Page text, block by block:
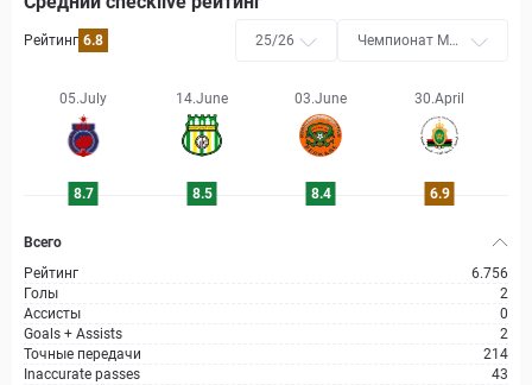
Рейтинг 6.8 25/26
Чемпионат Мар
05.July 14.June 03.June 30.April
8.7 8.5 8.4 6.9
Всего
Рейтинг
6.756
Голы
2
Ассисты
0
Goals + Assists
2
Точные передачи
214
Inaccurate passes
43